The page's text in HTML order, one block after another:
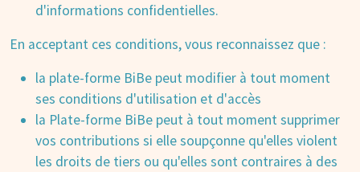
d'informations confidentielles.
En acceptant ces conditions, vous reconnaissez que :
la plate-forme BiBe peut modifier à tout moment
ses conditions d'utilisation et d'accès
la Plate-forme BiBe peut à tout moment supprimer
vos contributions si elle soupçonne qu'elles violent
les droits de tiers ou qu'elles sont contraires à des